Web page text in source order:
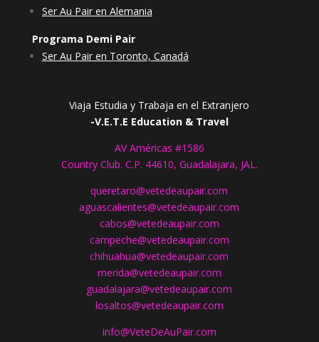
Ser Au Pair en Alemania
Programa Demi Pair
Ser Au Pair en Toronto, Canadá
Viaja Estudia y Trabaja en el Extranjero
-V.E.T.E Education & Travel
AV Américas #1586
Country Club. C.P. 44610, Guadalajara, JAL.
queretaro@vetedeaupair.com
aguascalientes@vetedeaupair.com
cabos@vetedeaupair.com
campeche@vetedeaupair.com
chihuahua@vetedeaupair.com
merida@vetedeaupair.com
guadalajara@vetedeaupair.com
losaltos@vetedeaupair.com
info@VeteDeAuPair.com